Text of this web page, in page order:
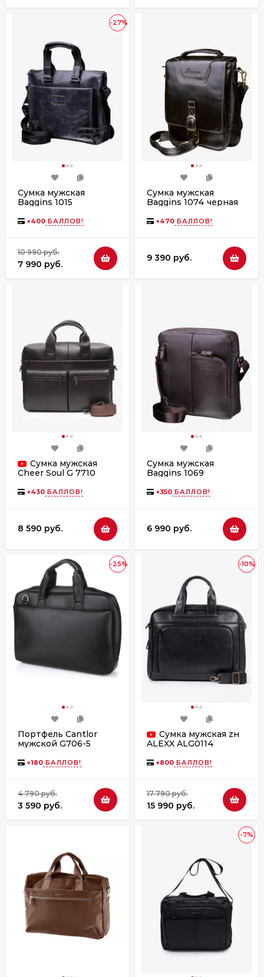
-27%
Сумка мужская
Baggins 1015
+400 БАЛЛОВ!
10 990 руб.
7 990 руб.
Сумка мужская
Baggins 1074 черная
+470 БАЛЛОВ!
9 390 руб.
Сумка мужская
Cheer Soul G 7710
+430 БАЛЛОВ!
8 590 руб.
Сумка мужская
Baggins 1069
+350 БАЛЛОВ!
6 990 руб.
-25%
Портфель Cantlor
мужской G706-5
+180 БАЛЛОВ!
4 790 руб.
3 590 руб.
-10%
Сумка мужская zн
ALEXX ALG0114
+800 БАЛЛОВ!
17 790 руб.
15 990 руб.
-7%